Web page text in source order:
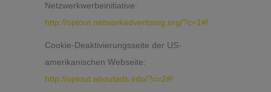
Netzwerkwerbeinitiative:
http://optout.networkadvertising.org/?c=1#!
Cookie-Deaktivierungsseite der US-
amerikanischen Webseite:
http://optout.aboutads.info/?c=2#!